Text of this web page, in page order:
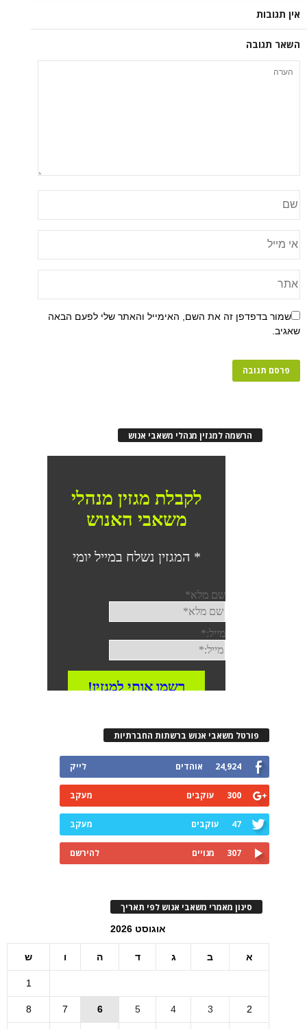
אין תגובות
השאר תגובה
שמור בדפדפן זה את השם, האימייל והאתר שלי לפעם הבאה
שאגיב.
הרשמה למגזין מנהלי משאבי אנוש
פורטל משאבי אנוש ברשתות החברתיות
24,924 אוהדים לייק
300 עוקבים מעקב
47 עוקבים מעקב
307 מנויים להירשם
סינון מאמרי משאבי אנוש לפי תאריך
אוגוסט 2026
א ב ג ד ה ו ש
1
2
3
4
5
6
7
8